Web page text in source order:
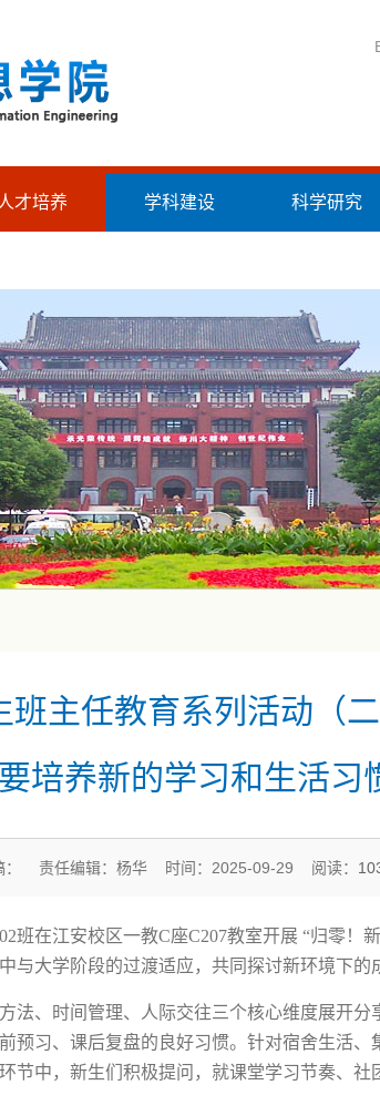
人才培养 学科建设 科学研究
班主任教育系列活动
培养新的学习和生活习
： 责任编辑：杨华 时间：2025-09-29 阅读：
班在江安校区一教C座C207教室开展 “归零！
与大学阶段的过渡适应，共同探讨新环境下的
法、时间管理、人际交往三个核心维度展开
预习、课后复盘的良好习惯。针对宿舍生活、
节中，新生们积极提问，就课堂学习节奏、